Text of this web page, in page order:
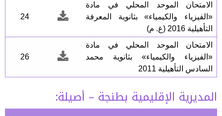
الامتحان الموحد المحلي في مادة
«الفيزياء والكيمياء» بثانوية المعرفة
التأهيلية 2016 (غ. م)
24
الامتحان الموحد المحلي في مادة
«الفيزياء والكيمياء» بثانوية محمد
السادس التأهيلية 2011
26
المديرية الإقليمية بطنجة – أصيلة: